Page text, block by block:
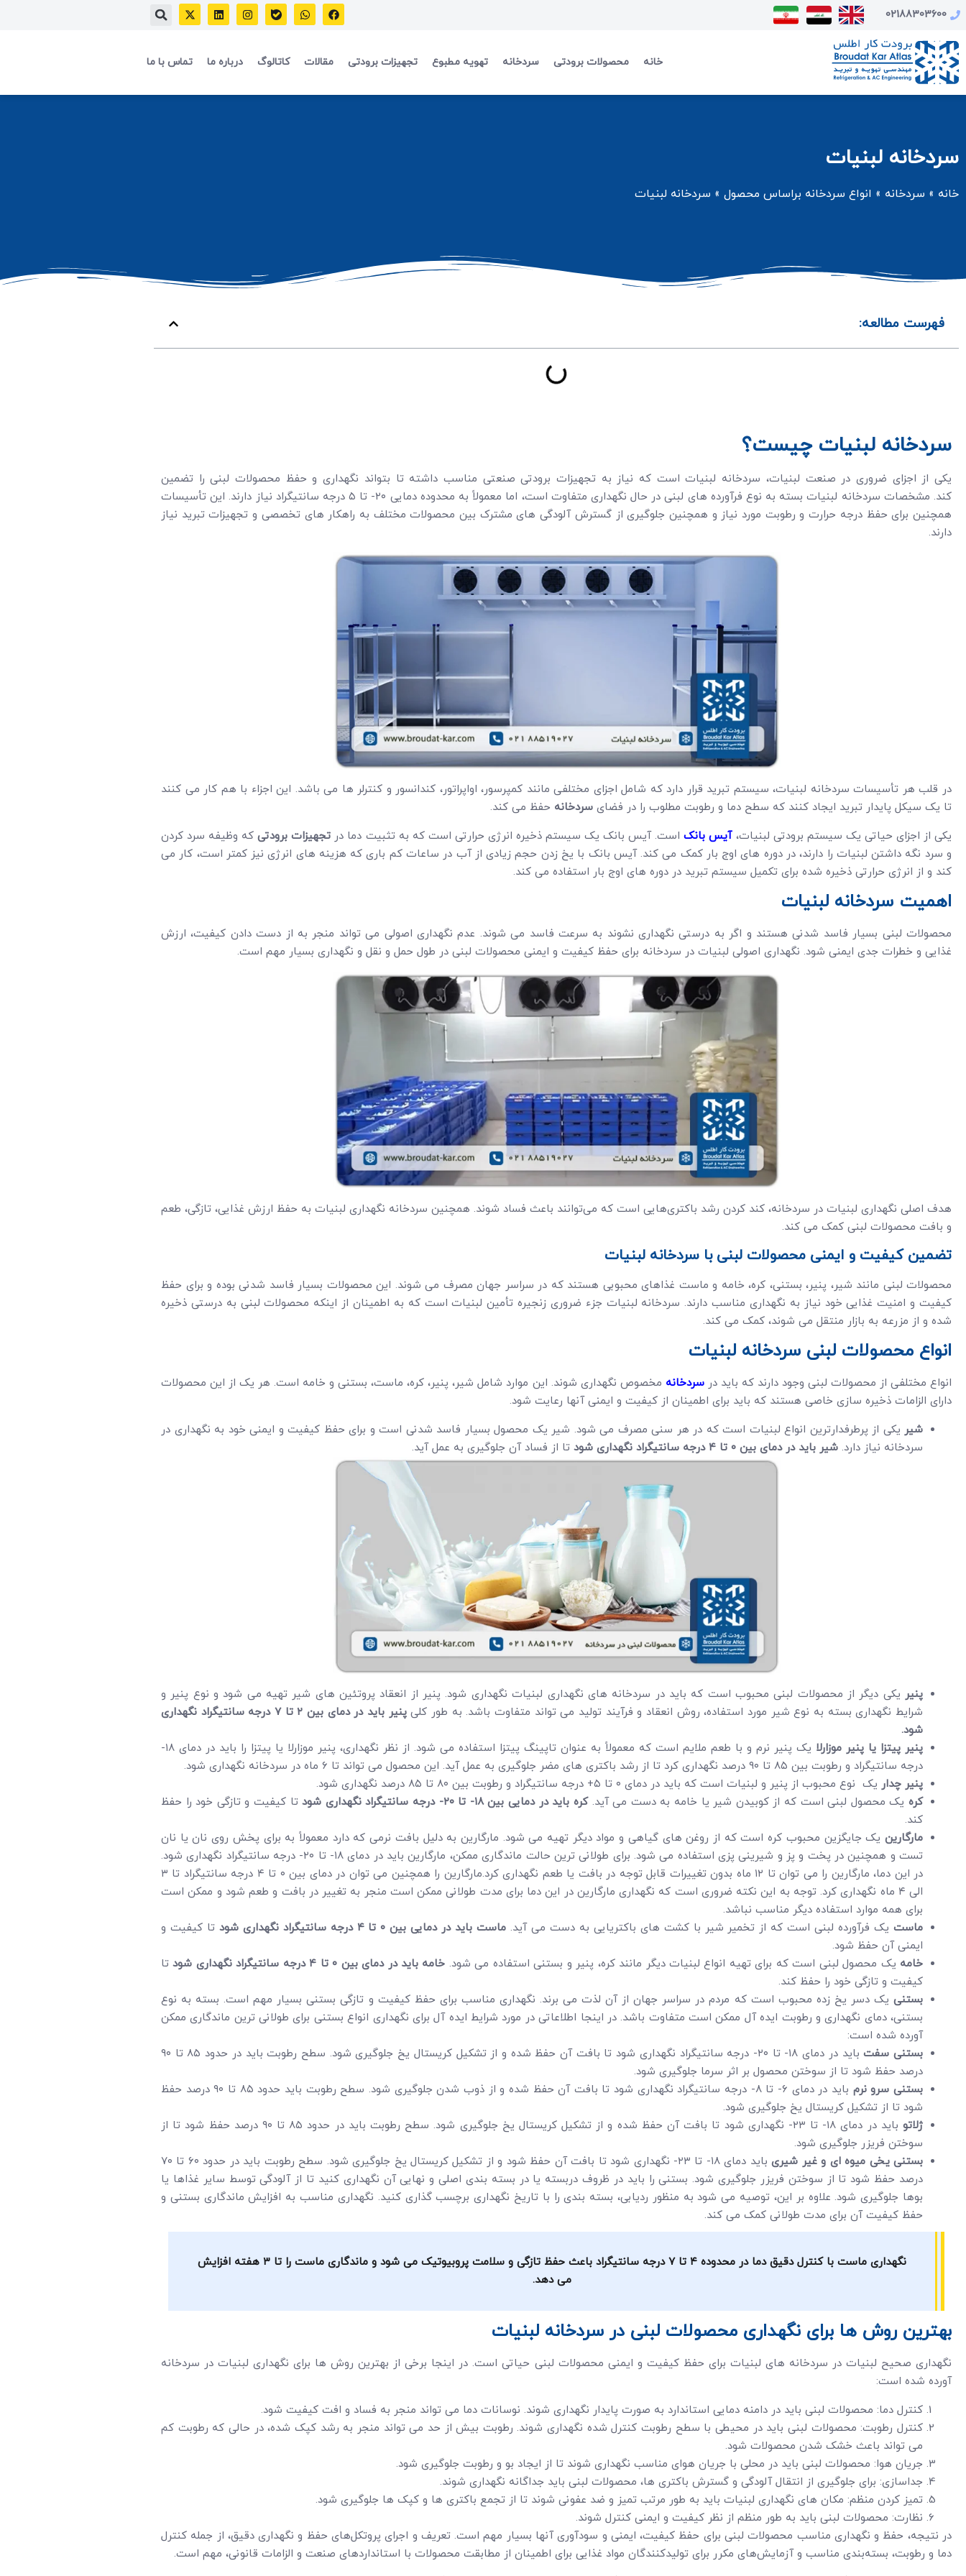
02188303600
خانه محصولات برودتی سردخانه تهویه مطبوع تجهیزات برودتی مقالات کاتالوگ درباره ما تماس با ما
سردخانه لبنیات
خانه » سردخانه » انواع سردخانه براساس محصول » سردخانه لبنیات
فهرست مطالعه:
سردخانه لبنیات چیست؟
یکی از اجزای ضروری در صنعت لبنیات، سردخانه لبنیات است که نیاز به تجهیزات برودتی صنعتی مناسب داشته تا بتواند نگهداری و حفظ محصولات لبنی را تضمین
کند. مشخصات سردخانه لبنیات بسته به نوع فرآورده های لبنی در حال نگهداری متفاوت است، اما معمولاً به محدوده دمایی ۲۰- تا ۵ درجه سانتیگراد نیاز دارند. این تأسیسات
همچنین برای حفظ درجه حرارت و رطوبت مورد نیاز و همچنین جلوگیری از گسترش آلودگی های مشترک بین محصولات مختلف به راهکار های تخصصی و تجهیزات تبرید نیاز
دارند.
در قلب هر تأسیسات سردخانه لبنیات، سیستم تبرید قرار دارد که شامل اجزای مختلفی مانند کمپرسور، اواپراتور، کندانسور و کنترلر ها می باشد. این اجزاء با هم کار می کنند
تا یک سیکل پایدار تبرید ایجاد کنند که سطح دما و رطوبت مطلوب را در فضای سردخانه حفظ می کند.
یکی از اجزای حیاتی یک سیستم برودتی لبنیات، آیس بانکاست. آیس بانک یک سیستم ذخیره انرژی حرارتی است که به تثبیت دما در تجهیزات برودتیکه وظیفه سرد کردن
و سرد نگه داشتن لبنیات را دارند، در دوره های اوج بار کمک می کند. آیس بانک با یخ زدن حجم زیادی از آب در ساعات کم باری که هزینه های انرژی نیز کمتر است، کار می
کند و از انرژی حرارتی ذخیره شده برای تکمیل سیستم تبرید در دوره های اوج بار استفاده می کند.
اهمیت سردخانه لبنیات
محصولات لبنی بسیار فاسد شدنی هستند و اگر به درستی نگهداری نشوند به سرعت فاسد می شوند. عدم نگهداری اصولی می تواند منجر به از دست دادن کیفیت، ارزش
غذایی و خطرات جدی ایمنی شود. نگهداری اصولی لبنیات در سردخانه برای حفظ کیفیت و ایمنی محصولات لبنی در طول حمل و نقل و نگهداری بسیار مهم است.
هدف اصلی نگهداری لبنیات در سردخانه، کند کردن رشد باکتری‌هایی است که می‌توانند باعث فساد شوند. همچنین سردخانه نگهداری لبنیات به حفظ ارزش غذایی، تازگی، طعم
و بافت محصولات لبنی کمک می کند.
تضمین کیفیت و ایمنی محصولات لبنی با سردخانه لبنیات
محصولات لبنی مانند شیر، پنیر، بستنی، کره، خامه و ماست غذاهای محبوبی هستند که در سراسر جهان مصرف می شوند. این محصولات بسیار فاسد شدنی بوده و برای حفظ
کیفیت و امنیت غذایی خود نیاز به نگهداری مناسب دارند. سردخانه لبنیات جزء ضروری زنجیره تأمین لبنیات است که به اطمینان از اینکه محصولات لبنی به درستی ذخیره
شده و از مزرعه به بازار منتقل می شوند، کمک می کند.
انواع محصولات لبنی سردخانه لبنیات
انواع مختلفی از محصولات لبنی وجود دارند که باید درسردخانه مخصوص نگهداری شوند. این موارد شامل شیر، پنیر، کره، ماست، بستنی و خامه است. هر یک از این محصولات
دارای الزامات ذخیره سازی خاصی هستند که باید برای اطمینان از کیفیت و ایمنی آنها رعایت شود.
شیر یکی از پرطرفدارترین انواع لبنیات است که در هر سنی مصرف می شود. شیر یک محصول بسیار فاسد شدنی است و برای حفظ کیفیت و ایمنی خود به نگهداری در
سردخانه نیاز دارد. شیر باید در دمای بین ۰ تا ۴درجه سانتیگراد نگهداری شود تا از فساد آن جلوگیری به عمل آید.
پنیر یکی دیگر از محصولات لبنی محبوب است که باید در سردخانه های نگهداری لبنیات نگهداری شود. پنیر از انعقاد پروتئین های شیر تهیه می شود و نوع پنیر و
شرایط نگهداری بسته به نوع شیر مورد استفاده، روش انعقاد و فرآیند تولید می تواند متفاوت باشد. به طور کلیپنیر باید در دمای بین ۲تا۷ درجه سانتیگراد نگهداری
شود.
پنیر پیتزا یا پنیر موزارلا
یک پنیر نرم و با طعم ملایم است که معمولاً به عنوان تاپینگ پیتزا استفاده می شود. از نظر نگهداری، پنیر موزارلا یا پیتزا را باید در دمای ۱۸-
درجه سانتیگراد و رطوبت بین ۸۵ تا ۹۰ درصد نگهداری کرد تا از رشد باکتری های مضر جلوگیری به عمل آید. این محصول می تواند تا ۶ ماه در سردخانه نگهداری شود.
پنیر چدار یک نوع محبوب از پنیر و لبنیات است که باید در دمای ۰ تا ۵+ درجه سانتیگراد و رطوبت بین ۸۰ تا ۸۵ درصد نگهداری شود.
کرهیک محصول لبنی است که از کوبیدن شیر یا خامه به دست می آید.کره باید در دمایی بین۱۸- تا۲۰- درجه سانتیگراد نگهداری شودتا کیفیت و تازگی خود را حفظ
کند.
مارگارین یک جایگزین محبوب کره است که از روغن های گیاهی و مواد دیگر تهیه می شود. مارگارین به دلیل بافت نرمی که دارد معمولاً به برای پخش روی نان یا نان
تست و همچنین در پخت و پز و شیرینی پزی استفاده می شود. برای طولانی ترین حالت ماندگاری ممکن، مارگارین باید در دمای ۱۸- تا ۲۰- درجه سانتیگراد نگهداری شود.
در این دما، مارگارین را می توان تا ۱۲ ماه بدون تغییرات قابل توجه در بافت یا طعم نگهداری کرد.مارگارین را همچنین می توان در دمای بین ۰ تا ۴ درجه سانتیگراد تا ۳
الی ۴ ماه نگهداری کرد. توجه به این نکته ضروری است که نگهداری مارگارین در این دما برای مدت طولانی ممکن است منجر به تغییر در بافت و طعم شود و ممکن است
برای همه موارد استفاده دیگر مناسب نباشد.
ماستیک فرآورده لبنی است که از تخمیر شیر با کشت های باکتریایی به دست می آید. ماست باید در دمایی بین ۰تا۴ درجه سانتیگراد نگهداری شود تا کیفیت و
ایمنی آن حفظ شود.
خامه یک محصول لبنی است که برای تهیه انواع لبنیات دیگر مانند کره، پنیر و بستنی استفاده می شود. خامه باید در دمای بین ۰تا ۴درجه سانتیگراد نگهداری شودتا
کیفیت و تازگی خود را حفظ کند.
بستنی یک دسر یخ زده محبوب است که مردم در سراسر جهان از آن لذت می برند. نگهداری مناسب برای حفظ کیفیت و تازگی بستنی بسیار مهم است. بسته به نوع
بستنی، دمای نگهداری و رطوبت ایده آل ممکن است متفاوت باشد. در اینجا اطلاعاتی در مورد شرایط ایده آل برای نگهداری انواع بستنی برای طولانی ترین ماندگاری ممکن
آورده شده است:
بستنی سفت
باید در دمای ۱۸- تا ۲۰- درجه سانتیگراد نگهداری شود تا بافت آن حفظ شده و از تشکیل کریستال یخ جلوگیری شود. سطح رطوبت باید در حدود ۸۵ تا ۹۰
درصد حفظ شود تا از سوختن محصول بر اثر سرما جلوگیری شود.
بستنی سرو نرم
باید در دمای ۶- تا ۸- درجه سانتیگراد نگهداری شود تا بافت آن حفظ شده و از ذوب شدن جلوگیری شود. سطح رطوبت باید حدود ۸۵ تا ۹۰ درصد حفظ
شود تا از تشکیل کریستال یخ جلوگیری شود.
ژلاتو
باید در دمای ۱۸- تا ۲۳- نگهداری شود تا بافت آن حفظ شده و از تشکیل کریستال یخ جلوگیری شود. سطح رطوبت باید در حدود ۸۵ تا ۹۰ درصد حفظ شود تا از
سوختن فریزر جلوگیری شود.
بستنی یخی میوه ای و غیر شیری
باید دمای ۱۸- تا ۲۳- نگهداری شود تا بافت آن حفظ شود و از تشکیل کریستال یخ جلوگیری شود. سطح رطوبت باید در حدود ۶۰ تا ۷۰
درصد حفظ شود تا از سوختن فریزر جلوگیری شود. بستنی را باید در ظروف دربسته یا در بسته بندی اصلی و نهایی آن نگهداری کنید تا از آلودگی توسط سایر غذاها یا
بوها جلوگیری شود. علاوه بر این، توصیه می شود به منظور ردیابی، بسته بندی را با تاریخ نگهداری برچسب گذاری کنید. نگهداری مناسب به افزایش ماندگاری بستنی و
حفظ کیفیت آن برای مدت طولانی کمک می کند.
نگهداری ماست با کنترل دقیق دما در محدوده ۴ تا ۷ درجه سانتیگراد باعث حفظ تازگی و سلامت پروبیوتیک می شود و ماندگاری ماست را تا ۳ هفته افزایش
می دهد.
بهترین روش ها برای نگهداری محصولات لبنی در سردخانه لبنیات
نگهداری صحیح لبنیات در سردخانه های لبنیات برای حفظ کیفیت و ایمنی محصولات لبنی حیاتی است. در اینجا برخی از بهترین روش ها برای نگهداری لبنیات در سردخانه
آورده شده است:
کنترل دما: محصولات لبنی باید در دامنه دمایی استاندارد به صورت پایدار نگهداری شوند. نوسانات دما می تواند منجر به فساد و افت کیفیت شود.
کنترل رطوبت: محصولات لبنی باید در محیطی با سطح رطوبت کنترل شده نگهداری شوند. رطوبت بیش از حد می تواند منجر به رشد کپک شده، در حالی که رطوبت کم
می تواند باعث خشک شدن محصولات شود.
جریان هوا: محصولات لبنی باید در محلی با جریان هوای مناسب نگهداری شوند تا از ایجاد بو و رطوبت جلوگیری شود.
جداسازی: برای جلوگیری از انتقال آلودگی و گسترش باکتری ها، محصولات لبنی باید جداگانه نگهداری شوند.
تمیز کردن منظم: مکان های نگهداری لبنیات باید به طور مرتب تمیز و ضد عفونی شوند تا از تجمع باکتری ها و کپک ها جلوگیری شود.
نظارت: محصولات لبنی باید به طور منظم از نظر کیفیت و ایمنی کنترل شوند.
در نتیجه، حفظ و نگهداری مناسب محصولات لبنی برای حفظ کیفیت، ایمنی و سودآوری آنها بسیار مهم است. تعریف و اجرای پروتکل‌های حفظ و نگهداری دقیق، از جمله کنترل
دما و رطوبت، بسته‌بندی مناسب و آزمایش‌های مکرر برای تولیدکنندگان مواد غذایی برای اطمینان از مطابقت محصولات با استانداردهای صنعت و الزامات قانونی، مهم است.